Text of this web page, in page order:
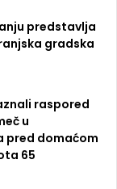
predstavlja
gradska
raspored
u
pred domaćom
65